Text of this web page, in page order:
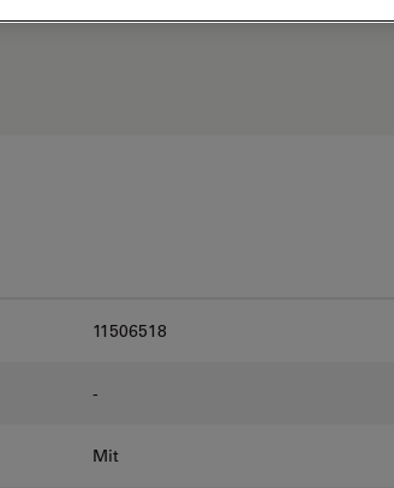
11506518
-
Mit